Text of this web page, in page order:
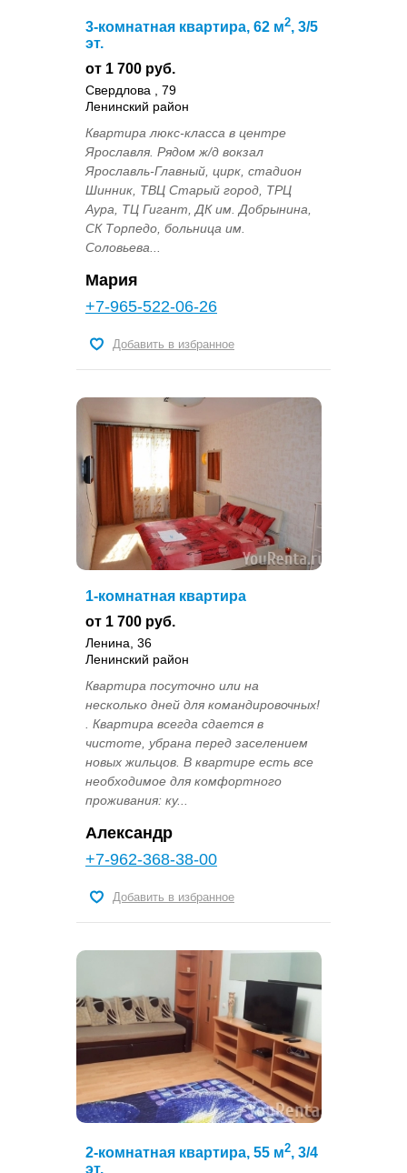
3-комнатная квартира, 62 м2, 3/5
эт.
от 1 700 руб.
Свердлова , 79
Ленинский район
Квартира люкс-класса в центре
Ярославля. Рядом ж/д вокзал
Ярославль-Главный, цирк, стадион
Шинник, ТВЦ Старый город, ТРЦ
Аура, ТЦ Гигант, ДК им. Добрынина,
СК Торпедо, больница им.
Соловьева...
Мария
+7-965-522-06-26
Добавить в избранное
1-комнатная квартира
от 1 700 руб.
Ленина, 36
Ленинский район
Квартира посуточно или на
несколько дней для командировочных!
. Квартира всегда сдается в
чистоте, убрана перед заселением
новых жильцов. В квартире есть все
необходимое для комфортного
проживания: ку...
Александр
+7-962-368-38-00
Добавить в избранное
2-комнатная квартира, 55 м2, 3/4
эт.